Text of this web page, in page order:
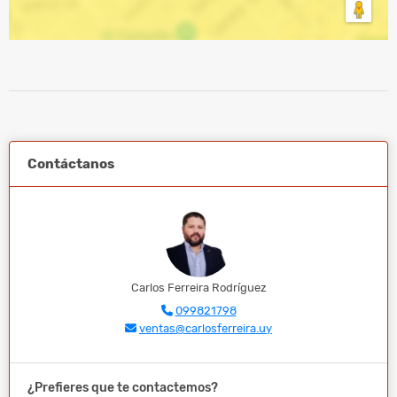
Contáctanos
Carlos Ferreira Rodríguez
099821798
ventas@carlosferreira.uy
¿Prefieres que te contactemos?